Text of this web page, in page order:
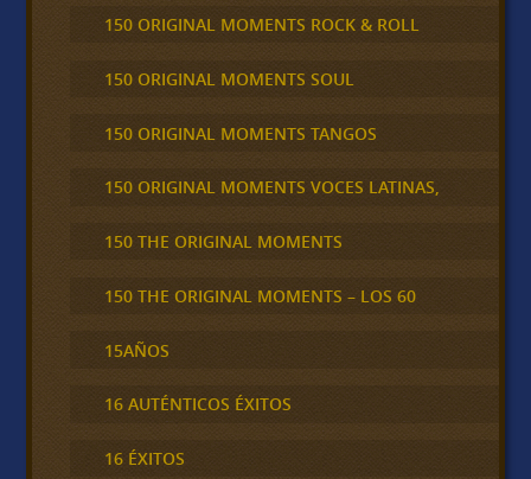
150 ORIGINAL MOMENTS ROCK & ROLL
150 ORIGINAL MOMENTS SOUL
150 ORIGINAL MOMENTS TANGOS
150 ORIGINAL MOMENTS VOCES LATINAS,
150 THE ORIGINAL MOMENTS
150 THE ORIGINAL MOMENTS – LOS 60
15AÑOS
16 AUTÉNTICOS ÉXITOS
16 ÉXITOS